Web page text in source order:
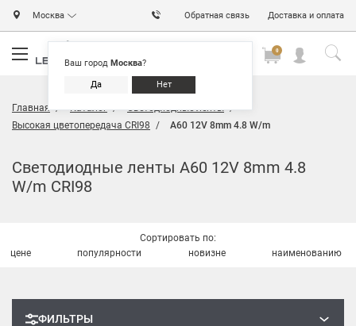
Москва
Ваш город Москва?
Да Нет
Обратная связь Доставка и оплата
0
Главная Каталог
Светодиодные ленты
Высокая цветопередача CRI98
A60 12V 8mm 4.8 W/m
Светодиодные ленты A60 12V 8mm 4.8
W/m CRI98
ФИЛЬТРЫ
Сортировать по:
цене
популярности новизне наименованию